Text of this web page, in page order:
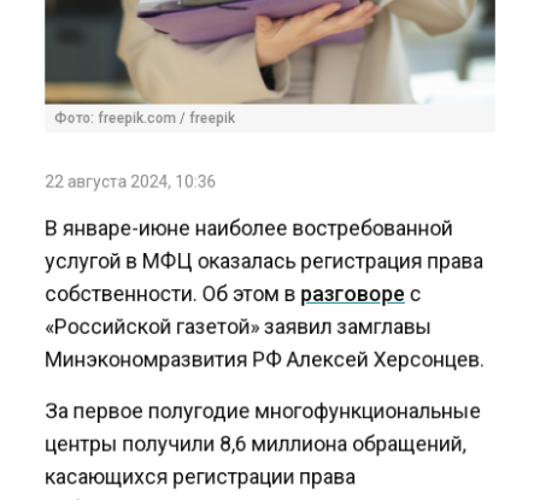
Фото: freepik.com / freepik
услугой в МФЦ оказалась регистрация права
собственности. Об этом в разговоре
«Российской газетой» заявил замглавы
Минэкономразвития РФ Алексей Херсонцев.
За первое полугодие многофункциональные
центры получили 8,6 миллиона обращений,
касающихся регистрации права